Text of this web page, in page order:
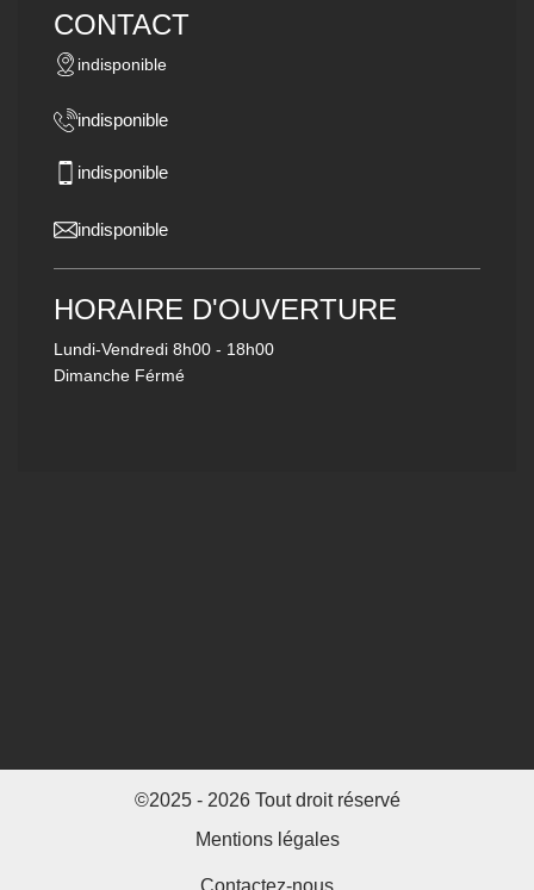
CONTACT
indisponible
indisponible
indisponible
indisponible
HORAIRE D'OUVERTURE
Lundi-Vendredi 8h00 - 18h00
Dimanche Férmé
©2025 - 2026 Tout droit réservé
Mentions légales
Contactez-nous